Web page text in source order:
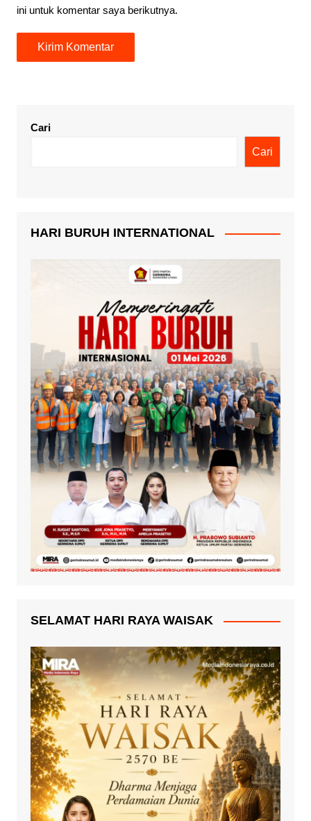
ini untuk komentar saya berikutnya.
Cari
Cari
HARI BURUH INTERNATIONAL
SELAMAT HARI RAYA WAISAK